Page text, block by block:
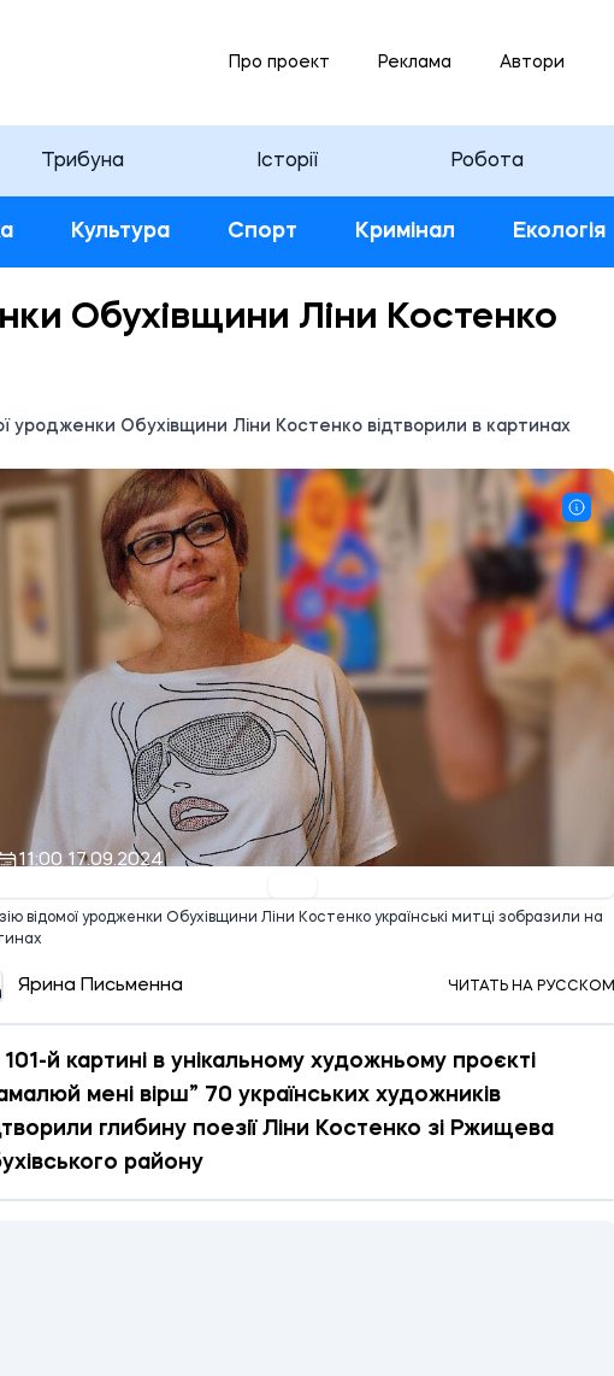
Про проект Реклама Автори
Трибуна Історії Робота
Культура Спорт Кримінал Екологія
Обухівщини Ліни Костенко
уродженки Обухівщини Ліни Костенко відтворили в картинах
11:00 17.09.2024
відомої уродженки Обухівщини Ліни Костенко українські митці зобразили на
Ярина Письменна ЧИТАТЬ НА РУССКОМ
101-й картині в унікальному художньому проєкті
мені вірш” 70 українських художників
глибину поезії Ліни Костенко зі Ржищева
району